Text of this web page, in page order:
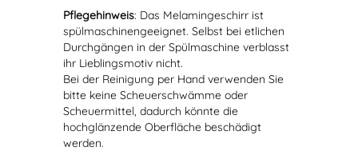
Pflegehinweis: Das Melamingeschirr ist
spülmaschinengeeignet. Selbst bei etlichen
Durchgängen in der Spülmaschine verblasst
ihr Lieblingsmotiv nicht.
Bei der Reinigung per Hand verwenden Sie
bitte keine Scheuerschwämme oder
Scheuermittel, dadurch könnte die
hochglänzende Oberfläche beschädigt
werden.